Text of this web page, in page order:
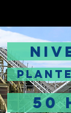
50